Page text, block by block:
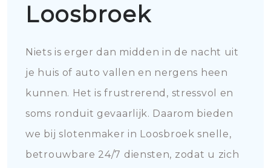
Loosbroek
Niets is erger dan midden in de nacht uit
je huis of auto vallen en nergens heen
kunnen. Het is frustrerend, stressvol en
soms ronduit gevaarlijk. Daarom bieden
we bij slotenmaker in Loosbroek snelle,
betrouwbare 24/7 diensten, zodat u zich